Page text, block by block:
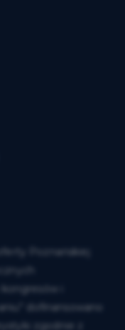
Poznańskiej
i
dofinansowano
zgodnie z